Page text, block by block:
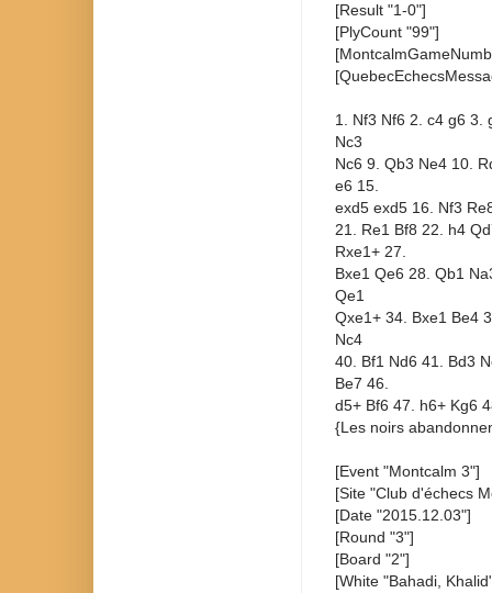
[Result "1-0"]
[PlyCount "99"]
1. Nf3 Nf6 2. c4 g6 3.
Nc3
Nc6 9. Qb3 Ne4 10.
e6 15.
exd5 exd5 16. Nf3
21. Re1 Bf8 22. h4
Rxe1+ 27.
Bxe1 Qe6 28. Qb1
Qe1
Qxe1+ 34. Bxe1 Be4
Nc4
40. Bf1 Nd6 41. Bd3
Be7 46.
d5+ Bf6 47. h6+ Kg6
{Les noirs
[Event "Montcalm 3"]
[Site "Club d'échecs
[Date "2015.12.03"]
[Round "3"]
[Board "2"]
[White "Bahadi,